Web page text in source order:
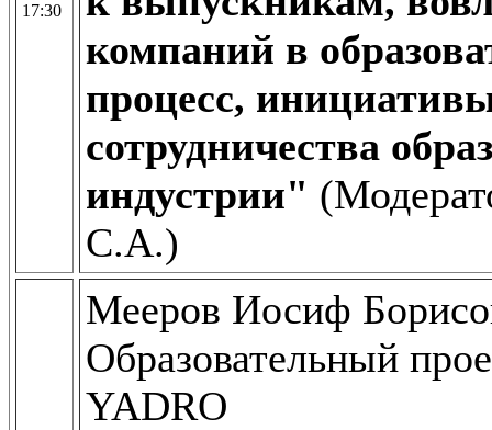
17:30
компаний в
процесс,
сотрудничества
индустрии"
С.А.)
Мееров Иосиф
Образовательный
YADRO